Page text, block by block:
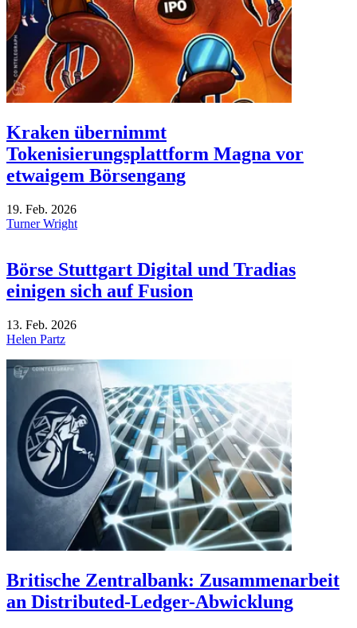
Kraken übernimmt
Tokenisierungsplattform Magna vor
etwaigem Börsengang
19. Feb. 2026
Turner Wright
Börse Stuttgart Digital und Tradias
einigen sich auf Fusion
13. Feb. 2026
Helen Partz
Britische Zentralbank: Zusammenarbeit
an Distributed-Ledger-Abwicklung